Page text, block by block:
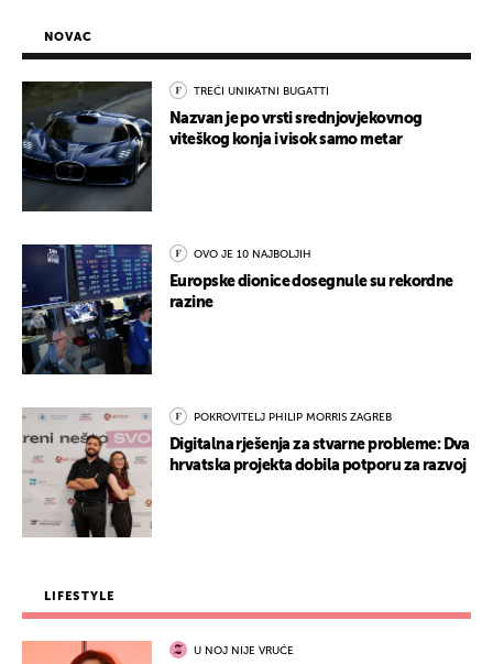
NOVAC
TREĆI UNIKATNI BUGATTI
Nazvan je po vrsti srednjovjekovnog
viteškog konja i visok samo metar
OVO JE 10 NAJBOLJIH
Europske dionice dosegnule su rekordne
razine
POKROVITELJ PHILIP MORRIS ZAGREB
Digitalna rješenja za stvarne probleme: Dva
hrvatska projekta dobila potporu za razvoj
LIFESTYLE
U NOJ NIJE VRUĆE